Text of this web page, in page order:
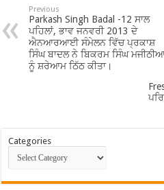
Previous
Parkash Singh Badal -12 ਸਾਲ
ਪਹਿਲਾਂ, ਭਾਵ ਜਨਵਰੀ 2013 ਦੇ
ਐਨਆਰਆਈ ਸੰਮੇਲਨ ਵਿੱਚ ਪ੍ਰਕਾਸ਼
ਸਿੰਘ ਬਾਦਲ ਨੇ ਬਿਕਰਮ ਸਿੰਘ
ਨੂੰ ਸ਼ਰੇਆਮ ਠਿੱਠ ਕੀਤਾ।
Categories